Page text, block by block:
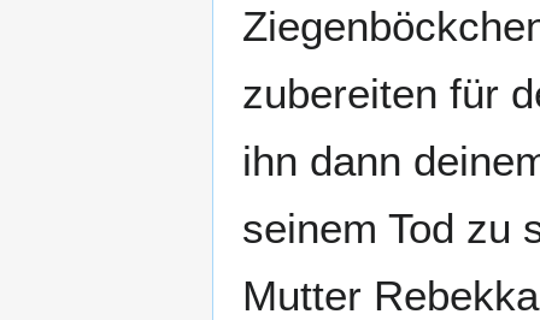
zubereiten für
ihn dann
seinem Tod zu
Mutter